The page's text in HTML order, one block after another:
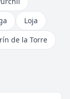
Loja
de la Torre